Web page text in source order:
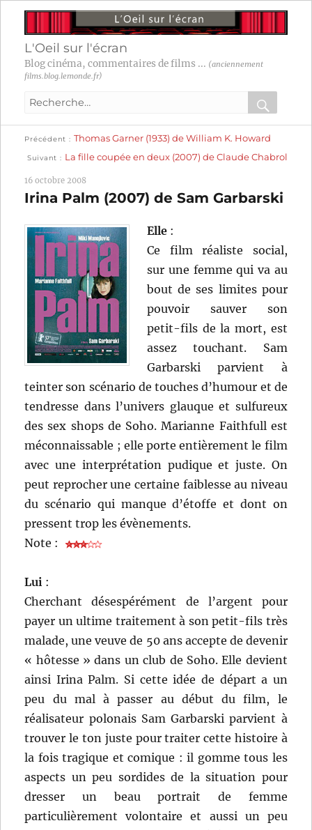
L'Oeil sur l'écran
Blog cinéma, commentaires de films ... (anciennement
films.blog.lemonde.fr)
Recherche
:
OK
Navigation
l’article
Précédent
précédente :
Thomas Garner (1933) de William K. Howard
Suivant
suivante :
La fille coupée en deux (2007) de Claude Chabrol
16 octobre 2008
Irina Palm (2007) de Sam Garbarski
Elle :
Ce film réaliste social,
sur une femme qui va au
bout de ses limites pour
pouvoir sauver son
petit-fils de la mort, est
assez touchant. Sam
Garbarski parvient à
teinter son scénario de touches d’humour et de
tendresse dans l’univers glauque et sulfureux
des sex shops de Soho. Marianne Faithfull est
méconnaissable ; elle porte entièrement le film
avec une interprétation pudique et juste. On
peut reprocher une certaine faiblesse au niveau
du scénario qui manque d’étoffe et dont on
pressent trop les évènements.
Note :
Lui :
Cherchant désespérément de l’argent pour
payer un ultime traitement à son petit-fils très
malade, une veuve de 50 ans accepte de devenir
« hôtesse » dans un club de Soho. Elle devient
ainsi Irina Palm. Si cette idée de départ a un
peu du mal à passer au début du film, le
réalisateur polonais Sam Garbarski parvient à
trouver le ton juste pour traiter cette histoire à
la fois tragique et comique : il gomme tous les
aspects un peu sordides de la situation pour
dresser un beau portrait de femme
particulièrement volontaire et aussi un peu